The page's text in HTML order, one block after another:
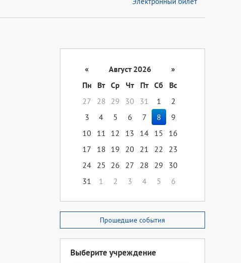
« Август 2026
»
Пн
Вт Ср Чт Пт Сб
Вс
27
28 29 30 31 1
2
3
4 5 6 7 8
9
10
11 12 13 14 15
16
17
18 19 20 21 22
23
24 25 26 27 28 29
30
31
1 2 3 4 5 6
Прошедшие события
Выберите учреждение